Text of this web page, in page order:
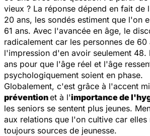
vieux ? La réponse dépend en fait de
20 ans, les sondés estiment que l'on
61 ans. Avec l'avancée en âge, le
radicalement car les personnes de 60
l'impression d'en avoir seulement 48.
ans pour que l'âge réel et l'âge
psychologiquement soient en phase.
Globalement, c'est grâce à l'accent
préventionet à l'importance de
les seniors se sentent plus jeunes.
aux relations que l'on cultive car
toujours sources de jeunesse.